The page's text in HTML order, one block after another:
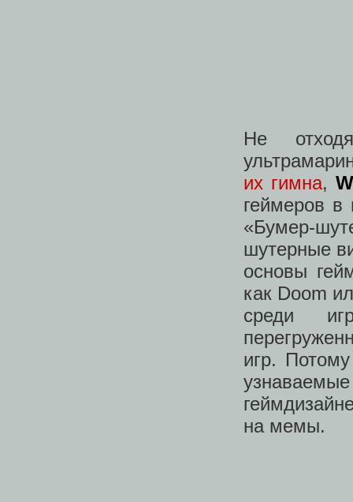
Не
их гимна,
геймеров в
«Бумер-
шутерные
основы
как Doom
среди
игр.
на мемы.